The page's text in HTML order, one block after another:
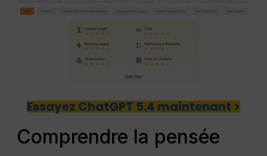
Essayez ChatGPT 5.4 maintenant >
Comprendre la pensée